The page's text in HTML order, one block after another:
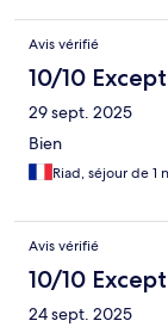
Avis vérifié
10/10
29 sept. 2025
Bien
Riad, séjour de 1
Avis vérifié
10/10
24 sept. 2025